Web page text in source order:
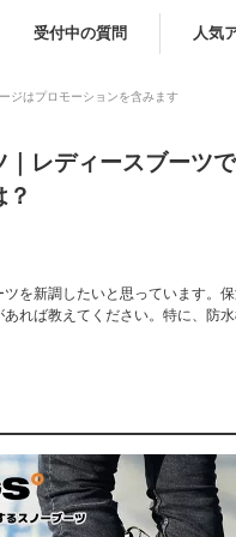
受付中の質問 人気
ジはプロモーションを含みます
レディースブーツ
を新調したいと思っています。
れば教えてください。特に、防水